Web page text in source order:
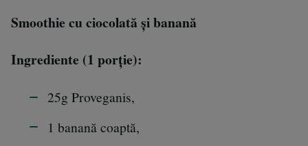
Smoothie cu ciocolată și banană
Ingrediente (1 porție):
25g Proveganis,
1 banană coaptă,